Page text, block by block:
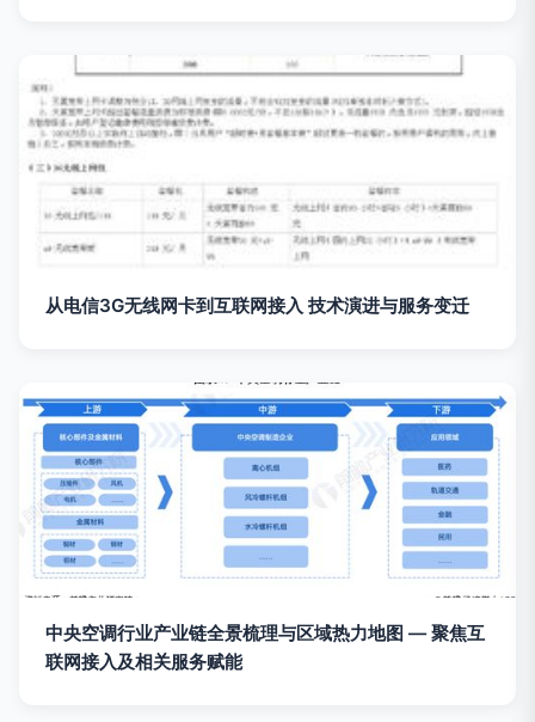
从电信3G无线网卡到互联网接入 技术演进与服务变迁
中央空调行业产业链全景梳理与区域热力地图 — 聚焦互
联网接入及相关服务赋能